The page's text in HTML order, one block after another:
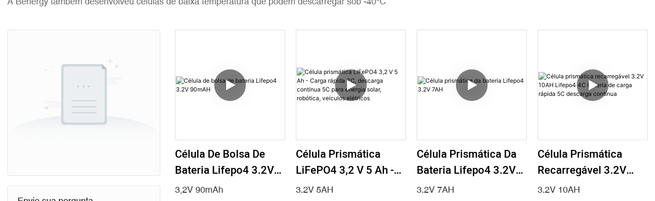
Célula De Bolsa De
Bateria Lifepo4 3.2V
90mAH
3,2V 90mAh
Célula Prismática
LiFePO4 3,2 V 5 Ah -
Carga Rápida 3C,
3.2V 5AH
Célula Prismática Da
Bateria Lifepo4 3.2V
7AH
3.2V 7AH
Célula Prismática
Recarregável 3.2V
10AH Lifepo4 4C
3.2V 10AH